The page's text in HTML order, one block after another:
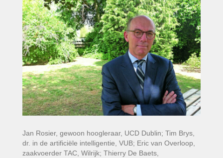
Jan Rosier, gewoon hoogleraar, UCD Dublin; Tim Brys,
dr. in de artificiële intelligentie, VUB; Eric van Overloop,
zaakvoerder TAC, Wilrijk; Thierry De Baets,